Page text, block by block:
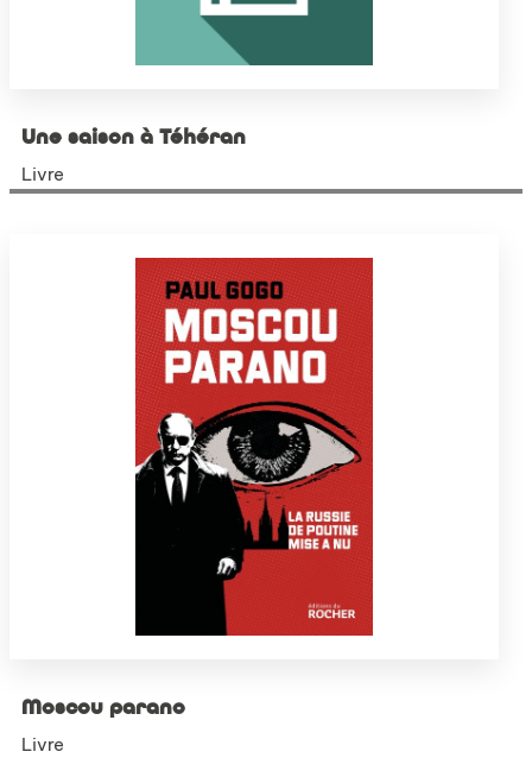
Une saison à Téhéran
Livre
Moscou parano
Livre